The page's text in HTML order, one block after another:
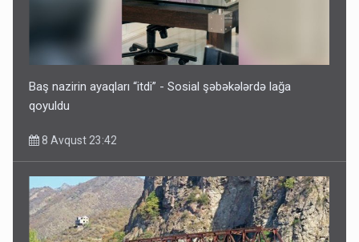
İrəvan dünyaya Azərbaycan üzərindən çıxır – Mühüm
8 Avqust 23:19
Baş nazirin ayaqları “itdi” - Sosial şəbəkələrdə lağa
qoyuldu
8 Avqust 23:42